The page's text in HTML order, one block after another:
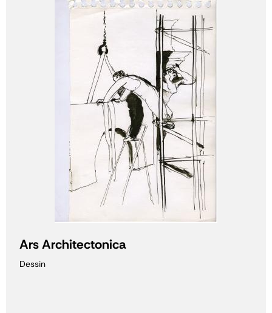
Ars Architectonica
Dessin